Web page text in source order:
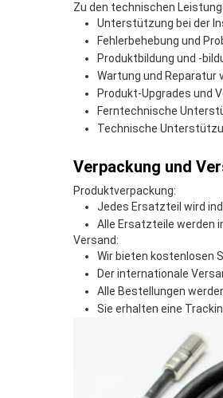
Zu den technischen
Unterstützung bei der
Fehlerbehebung und
Produktbildung und -
Wartung und Reparatur
Produkt-Upgrades und
Ferntechnische
Technische
Verpackung und
Produktverpackung:
Jedes Ersatzteil wird
Alle Ersatzteile werden
Versand:
Wir bieten kostenlosen
Der internationale
Alle Bestellungen
Sie erhalten eine